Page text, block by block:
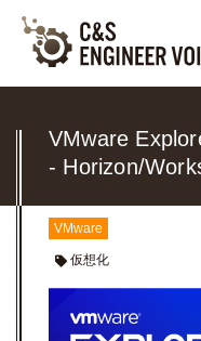
VMware
- Horizon/
VMware
仮想化